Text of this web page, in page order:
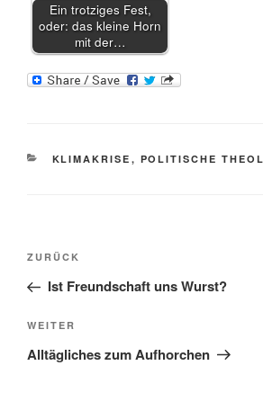
Ein trotziges Fest,
oder: das kleine Horn
mit der…
KATEGORIEN
KLIMAKRISE , POLITISCHE
Beitragsnavigation
Vorheriger
Beitrag
ZURÜCK
Ist Freundschaft uns Wurst?
Nächster
Beitrag
WEITER
Alltägliches zum Aufhorchen